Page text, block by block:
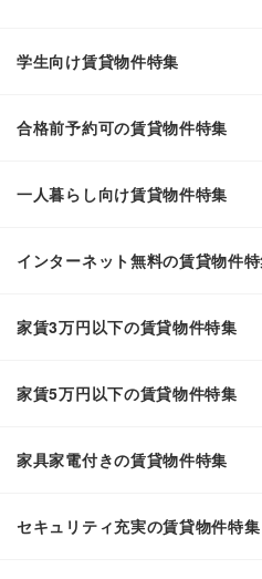
学生向け賃貸物件特集
合格前予約可の賃貸物件特集
一人暮らし向け賃貸物件特集
インターネット無料の賃貸物件
家賃3万円以下の賃貸物件特集
家賃5万円以下の賃貸物件特集
家具家電付きの賃貸物件特集
セキュリティ充実の賃貸物件特集